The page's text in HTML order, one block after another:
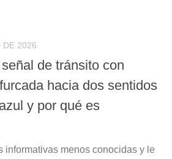
DE 2026
de tránsito con
hacia dos sentidos
y por qué es
informativas menos conocidas y le